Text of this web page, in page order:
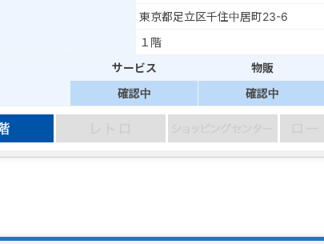
東京都足立区千住中居町23-6
１階
サービス 物販
確認中
確認中